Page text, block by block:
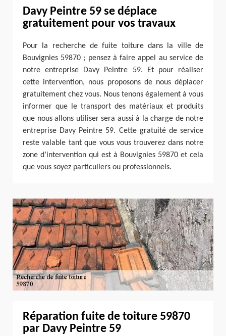
Davy Peintre 59 se déplace
gratuitement pour vos travaux
Pour la recherche de fuite toiture dans la ville de
Bouvignies 59870 ; pensez à faire appel au service de
notre entreprise Davy Peintre 59. Et pour réaliser
cette intervention, nous proposons de nous déplacer
gratuitement chez vous. Nous tenons également à vous
informer que le transport des matériaux et produits
que nous allons utiliser sera aussi à la charge de notre
entreprise Davy Peintre 59. Cette gratuité de service
reste valable tant que vous vous trouverez dans notre
zone d’intervention qui est à Bouvignies 59870 et cela
que vous soyez particuliers ou professionnels.
Réparation fuite de toiture 59870
par Davy Peintre 59